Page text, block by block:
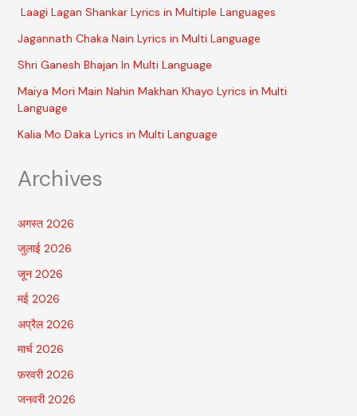
Laagi Lagan Shankar Lyrics in Multiple Languages
Jagannath Chaka Nain Lyrics in Multi Language
Shri Ganesh Bhajan In Multi Language
Maiya Mori Main Nahin Makhan Khayo Lyrics in Multi
Language
Kalia Mo Daka Lyrics in Multi Language
Archives
अगस्त 2026
जुलाई 2026
जून 2026
मई 2026
अप्रैल 2026
मार्च 2026
फ़रवरी 2026
जनवरी 2026